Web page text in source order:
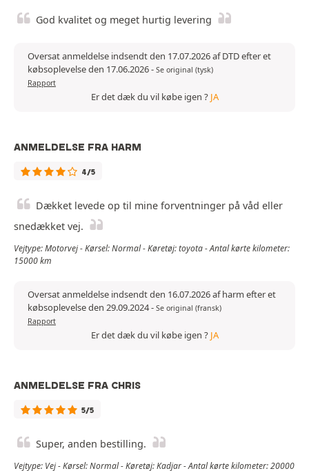
God kvalitet og meget hurtig levering
Oversat anmeldelse indsendt den 17.07.2026 af DTD efter et
købsoplevelse den 17.06.2026- Se original (tysk)
Rapport
Er det dæk du vil købe igen ? JA
ANMELDELSE FRA HARM
4/5
Dækket levede op til mine forventninger på våd eller
snedækket vej.
Vejtype: Motorvej - Kørsel: Normal - Køretøj: toyota - Antal kørte kilometer:
15000 km
Oversat anmeldelse indsendt den 16.07.2026 af harm efter et
købsoplevelse den 29.09.2024- Se original (fransk)
Rapport
Er det dæk du vil købe igen ? JA
ANMELDELSE FRA CHRIS
5/5
Super, anden bestilling.
Vejtype: Vej - Kørsel: Normal - Køretøj: Kadjar - Antal kørte kilometer: 20000